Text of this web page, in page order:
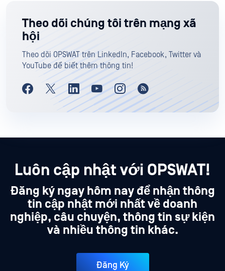
Theo dõi chúng tôi trên mạng xã
hội
Theo dõi OPSWAT trên LinkedIn, Facebook, Twitter và
YouTube để biết thêm thông tin!
Luôn cập nhật với OPSWAT!
Đăng ký ngay hôm nay để nhận thông
tin cập nhật mới nhất về doanh
nghiệp, câu chuyện, thông tin sự kiện
và nhiều thông tin khác.
Đăng Ký